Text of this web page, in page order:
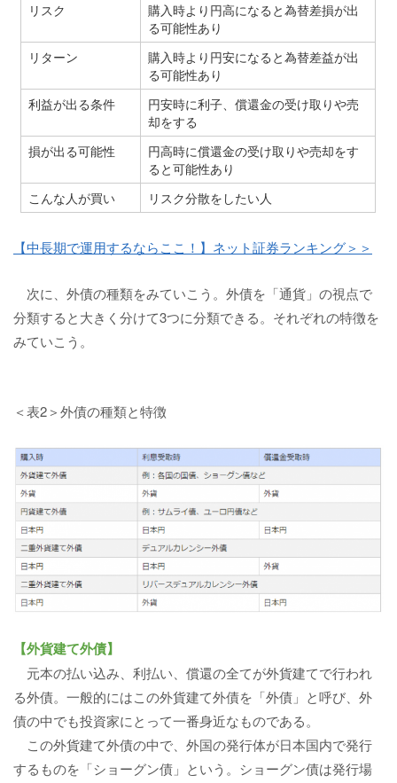
リスク
購入時より円高になると為替差損が出
る可能性あり
リターン
購入時より円安になると為替差益が出
る可能性あり
利益が出る条件
円安時に利子、償還金の受け取りや売
却をする
損が出る可能性
円高時に償還金の受け取りや売却をす
ると可能性あり
こんな人が買い
リスク分散をしたい人
【中長期で運用するならここ！】ネット証券ランキング＞＞
次に、外債の種類をみていこう。外債を「通貨」の視点で
分類すると大きく分けて3つに分類できる。それぞれの特徴を
みていこう。
＜表2＞外債の種類と特徴
【外貨建て外債】
元本の払い込み、利払い、償還の全てが外貨建てで行われ
る外債。一般的にはこの外貨建て外債を「外債」と呼び、外
債の中でも投資家にとって一番身近なものである。
この外貨建て外債の中で、外国の発行体が日本国内で発行
するものを「ショーグン債」という。ショーグン債は発行場